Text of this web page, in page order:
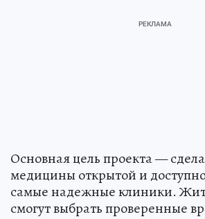
Основная цель проекта —
медицины открытой и
самые надежные клиники.
смогут выбрать проверенные